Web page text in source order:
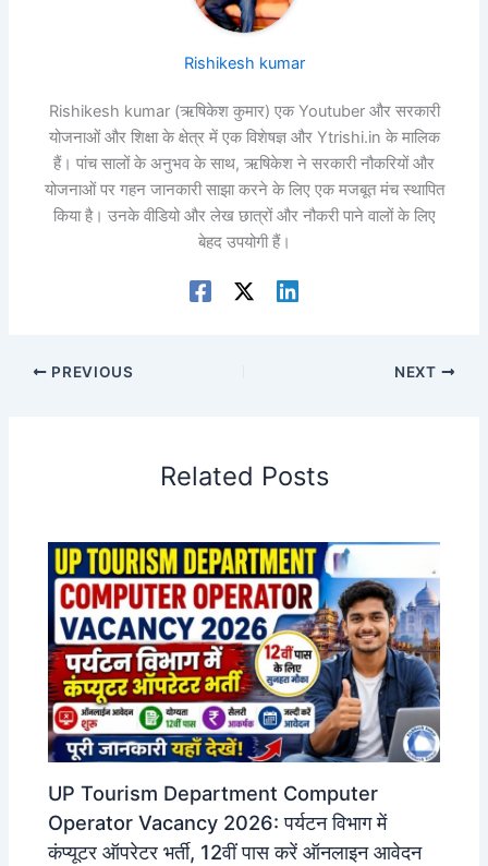
Rishikesh kumar
Rishikesh kumar (ऋषिकेश कुमार) एक Youtuber और सरकारी
योजनाओं और शिक्षा के क्षेत्र में एक विशेषज्ञ और Ytrishi.in के मालिक
हैं। पांच सालों के अनुभव के साथ, ऋषिकेश ने सरकारी नौकरियों और
योजनाओं पर गहन जानकारी साझा करने के लिए एक मजबूत मंच स्थापित
किया है। उनके वीडियो और लेख छात्रों और नौकरी पाने वालों के लिए
बेहद उपयोगी हैं।
PREVIOUS NEXT
Related Posts
UP Tourism Department Computer
Operator Vacancy 2026: पर्यटन विभाग में
कंप्यूटर ऑपरेटर भर्ती, 12वीं पास करें ऑनलाइन आवेदन